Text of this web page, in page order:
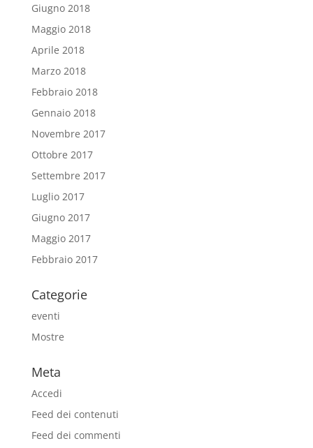
Giugno 2018
Maggio 2018
Aprile 2018
Marzo 2018
Febbraio 2018
Gennaio 2018
Novembre 2017
Ottobre 2017
Settembre 2017
Luglio 2017
Giugno 2017
Maggio 2017
Febbraio 2017
Categorie
eventi
Mostre
Meta
Accedi
Feed dei contenuti
Feed dei commenti